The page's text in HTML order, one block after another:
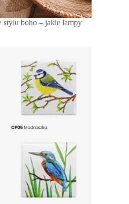
stylu boho – jakie lampy